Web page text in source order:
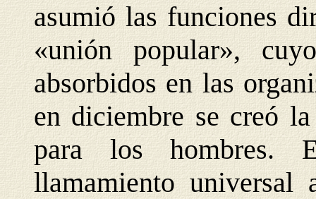
asumió las funciones
«unión popular»,
absorbidos en las
en diciembre se creó
para los hombres.
llamamiento